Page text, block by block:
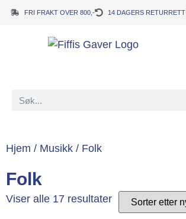
FRI FRAKT OVER 800,- 14 DAGERS RETURRETT
Hjem / Musikk / Folk
Folk
Viser alle 17 resultater